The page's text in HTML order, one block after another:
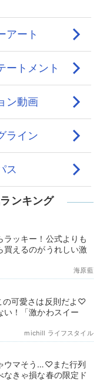
ンキング
ラッキー！公式よりも
えるのがうれしい激
海原藍
可愛さは反則だよ♡
い！「激かわスイー
michill ライフスタイル
ウマそう…♡また行列
なきゃ損な春の限定ド